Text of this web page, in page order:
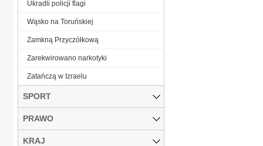
Ukradli policji flagi
Wąsko na Toruńskiej
Zamkną Przyczółkową
Zarekwirowano narkotyki
Zatańczą w Izraelu
SPORT
PRAWO
KRAJ